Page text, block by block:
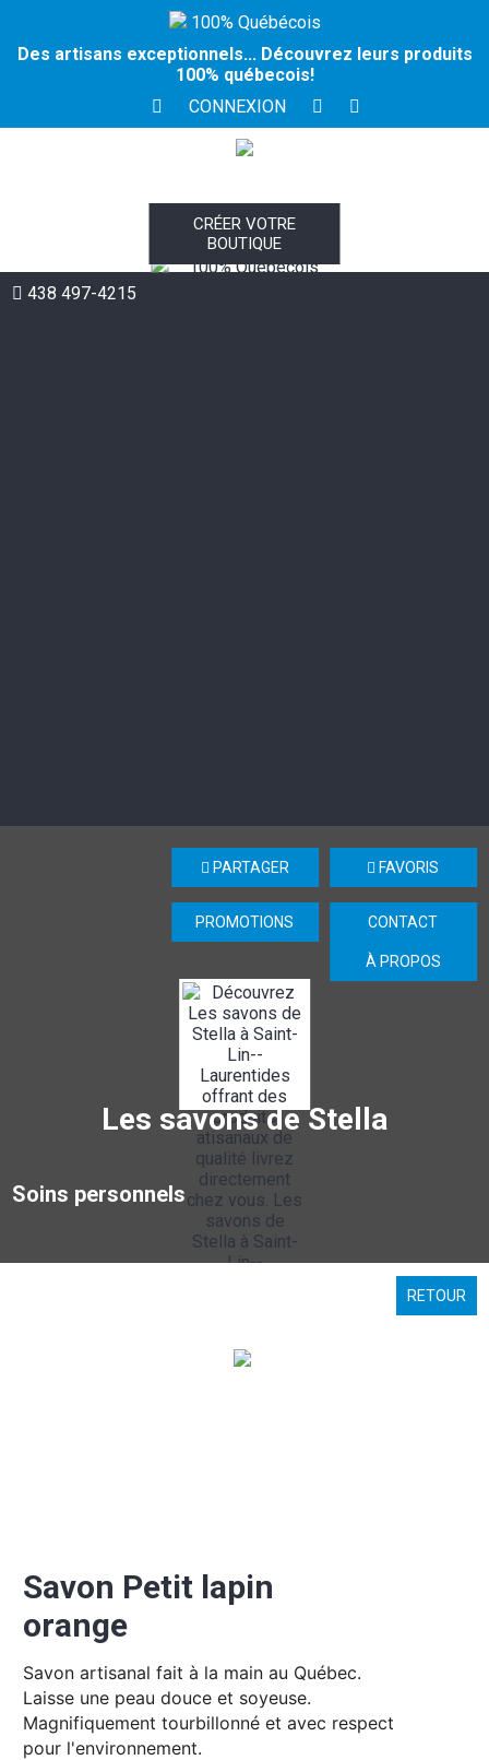
100% Québécois
Des artisans exceptionnels... Découvrez leurs produits
100% québecois!
CONNEXION
100% Québécois
CRÉER VOTRE
BOUTIQUE
438 497-4215
Les savons de Stella
Soins personnels
FAVORIS
PARTAGER
CONTACT
PROMOTIONS
À PROPOS
RETOUR
Savon Petit lapin
orange
Savon artisanal fait à la main au Québec.
Laisse une peau douce et soyeuse.
Magnifiquement tourbillonné et avec respect
pour l'environnement.